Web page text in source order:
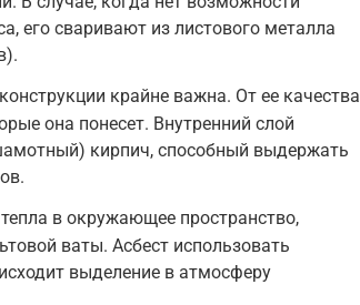
его сваривают из листового металла
крайне важна. От ее качества
она понесет. Внутренний слой
кирпич, способный выдержать
в окружающее пространство,
ваты. Асбест использовать
выделение в атмосферу